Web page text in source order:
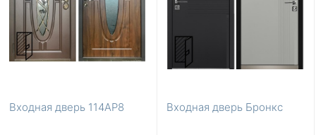
Входная дверь 114АР8 Входная дверь Бронкс